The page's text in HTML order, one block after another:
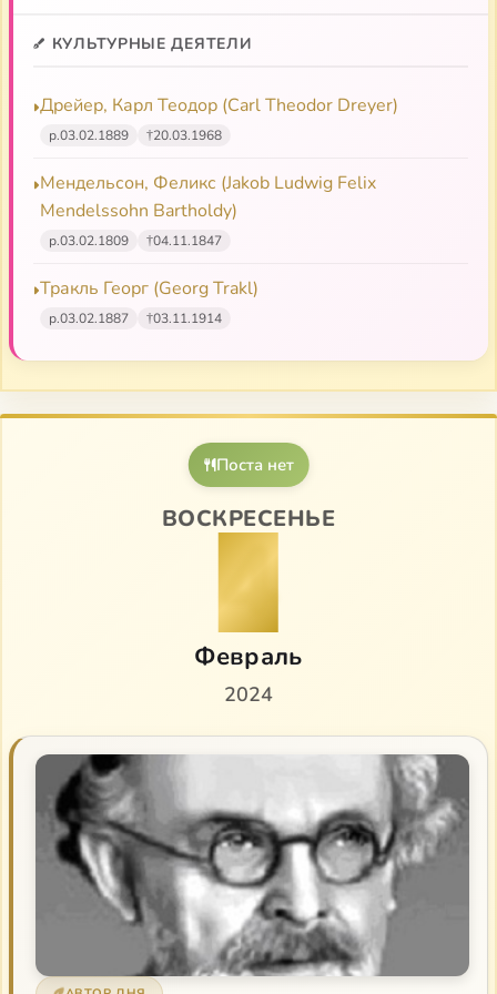
КУЛЬТУРНЫЕ ДЕЯТЕЛИ
Дрейер, Карл Теодор (Carl Theodor Dreyer)
р.03.02.1889 †20.03.1968
Мендельсон, Феликс (Jakob Ludwig Felix
Mendelssohn Bartholdy)
р.03.02.1809 †04.11.1847
Тракль Георг (Georg Trakl)
р.03.02.1887 †03.11.1914
Поста нет
ВОСКРЕСЕНЬЕ
4
Февраль
2024